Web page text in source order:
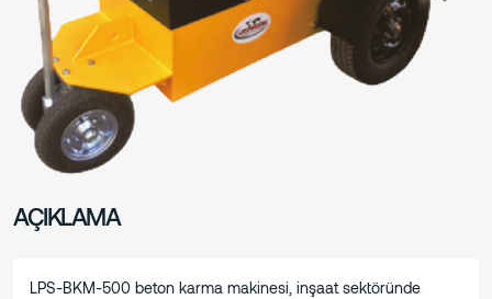
AÇIKLAMA
LPS-BKM-500 beton karma makinesi, inşaat sektöründe